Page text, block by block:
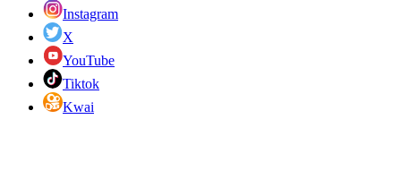
Instagram
X
YouTube
Tiktok
Kwai